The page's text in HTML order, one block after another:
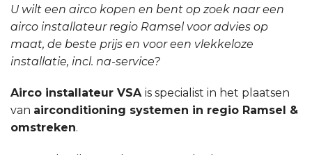
U wilt een airco kopen en bent op zoek naar een
airco installateur regio Ramsel voor advies op
maat, de beste prijs en voor een vlekkeloze
installatie, incl. na-service?
Airco installateur VSA is specialist in het plaatsen
van airconditioning systemen in regio Ramsel &
omstreken.